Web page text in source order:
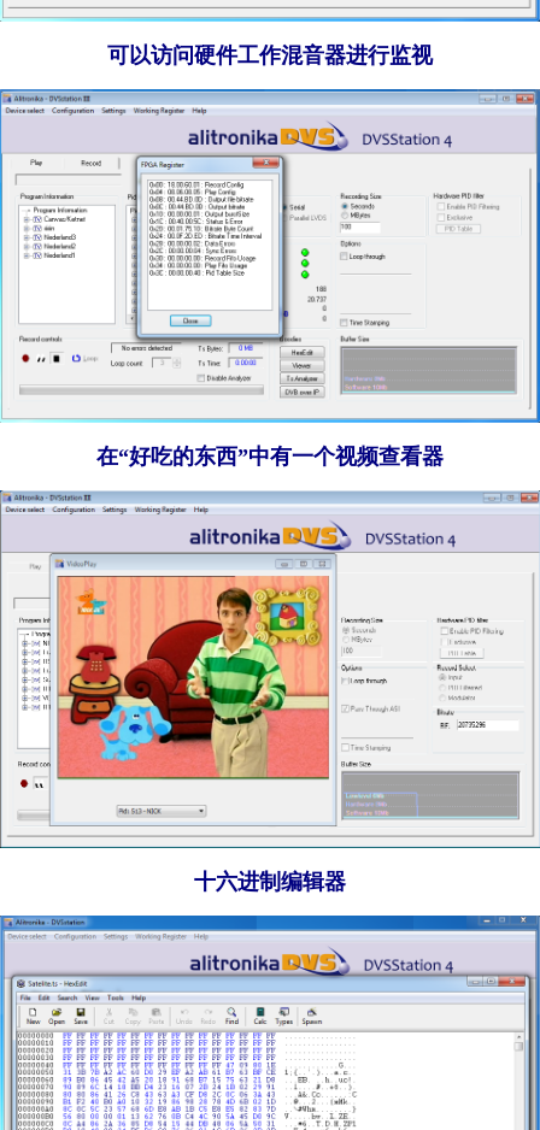
可以访问硬件工作混音器进行监视
在“好吃的东西”中有一个视频查看器
十六进制编辑器